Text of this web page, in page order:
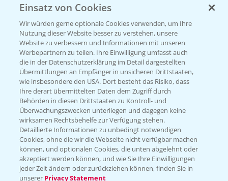
Beratung auf WhatsApp
T.+49 (0)174 346 564 1
KONTAKT
Hilfe in Notfällen
T.+49 (0)214/30-20220
Folgen Sie uns
Einsatz von Cookies
Wir würden gerne optionale Cookies verwenden, um Ihre
Nutzung dieser Website besser zu verstehen, unsere
Website zu verbessern und Informationen mit unseren
Werbepartnern zu teilen. Ihre Einwilligung umfasst auch
die in der Datenschutzerklärung im Detail dargestellten
Übermittlungen an Empfänger in unsicheren Drittstaaten,
wie insbesondere den USA. Dort besteht das Risiko, dass
Ihre derart übermittelten Daten dem Zugriff durch
Behörden in diesen Drittstaaten zu Kontroll- und
Überwachungszwecken unterliegen und dagegen keine
wirksamen Rechtsbehelfe zur Verfügung stehen.
Detaillierte Informationen zu unbedingt notwendigen
Cookies, ohne die wir die Webseite nicht verfügbar machen
können, und optionalen Cookies, die unten abgelehnt oder
akzeptiert werden können, und wie Sie Ihre Einwilligungen
jeder Zeit ändern oder zurückziehen können, finden Sie in
unserer Privacy Statement